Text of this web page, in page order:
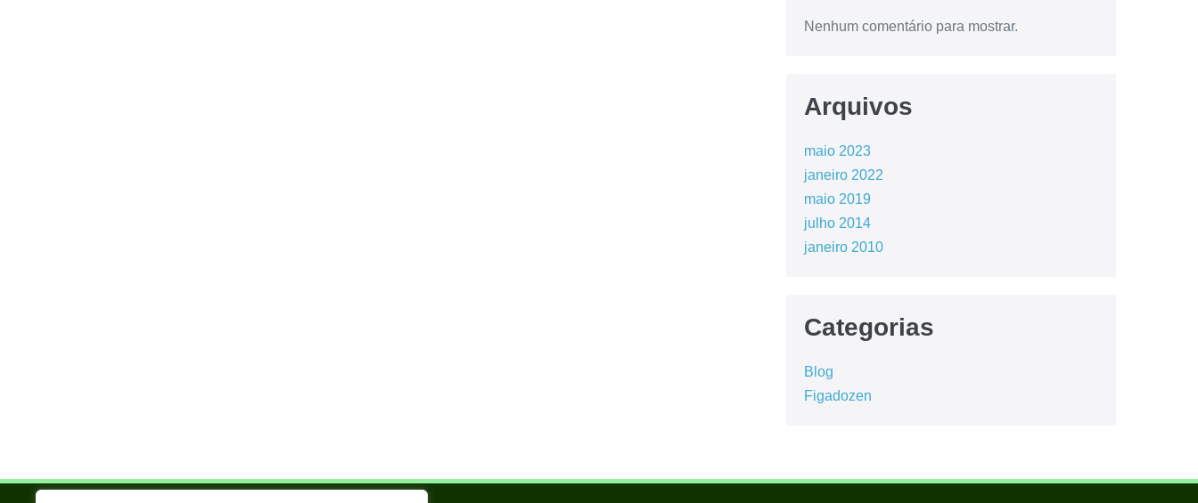
Nenhum comentário para mostrar.
Arquivos
maio 2023
janeiro 2022
maio 2019
julho 2014
janeiro 2010
Categorias
Blog
Figadozen